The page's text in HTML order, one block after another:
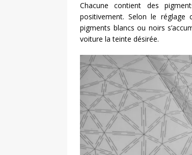
Chacune contient des
positivement. Selon le réglage
pigments blancs ou noirs
voiture la teinte désirée.